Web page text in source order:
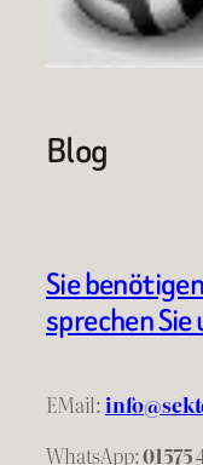
Blog
Sie
sprechen Sie
EMail:
WhatsApp:01575